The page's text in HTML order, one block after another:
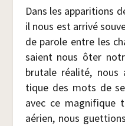
Dans les appa­ri­tions
il nous est arri­vé
de parole entre les
saient nous ôter
bru­tale réa­li­té,
tique des mots de
avec ce magni­fique
aérien, nous